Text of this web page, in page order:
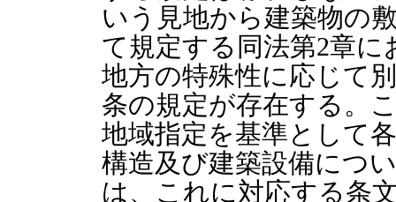
いう見地から建築物の
て規定する同法第2章
地方の特殊性に応じて
条の規定が存在する。
地域指定を基準として
構造及び建築設備につ
は、これに対応する条